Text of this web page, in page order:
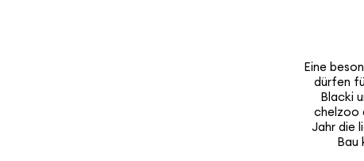
Eine
dürfen
Blacki
chelzoo
Jahr die
Bau